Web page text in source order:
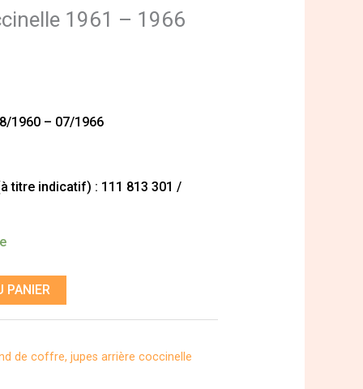
1961 – 1966
1960 – 07/1966
titre indicatif) : 111 813 301 /
PANIER
de coffre, jupes arrière coccinelle